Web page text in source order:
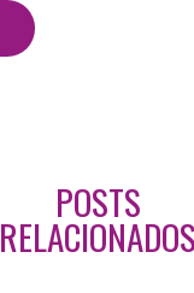
POSTS
RELACIONADOS